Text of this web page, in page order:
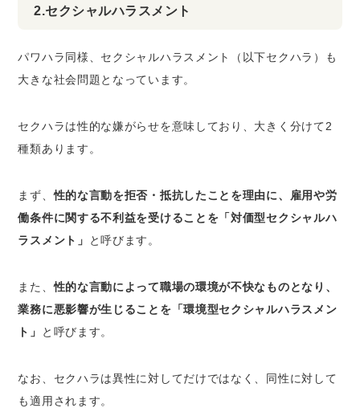
2.セクシャルハラスメント
パワハラ同様、セクシャルハラスメント（以下セクハラ）も
大きな社会問題となっています。
セクハラは性的な嫌がらせを意味しており、大きく分けて2
種類あります。
まず、性的な言動を拒否・抵抗したことを理由に、雇用や労
働条件に関する不利益を受けることを「対価型セクシャルハ
ラスメント」
と呼びます。
また、性的な言動によって職場の環境が不快なものとなり、
業務に悪影響が生じることを「環境型セクシャルハラスメン
ト」
と呼びます。
なお、セクハラは異性に対してだけではなく、同性に対して
も適用されます。